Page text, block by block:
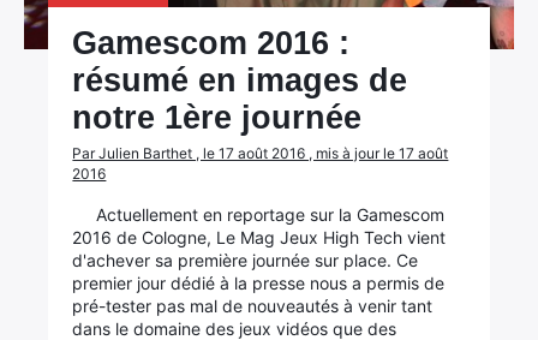
Gamescom 2016 :
résumé en images de
notre 1ère journée
Par Julien Barthet , le 17 août 2016 , mis à jour le 17 août
2016
Actuellement en reportage sur la Gamescom
2016 de Cologne, Le Mag Jeux High Tech vient
d'achever sa première journée sur place. Ce
premier jour dédié à la presse nous a permis de
pré-tester pas mal de nouveautés à venir tant
dans le domaine des jeux vidéos que des
Rechercher